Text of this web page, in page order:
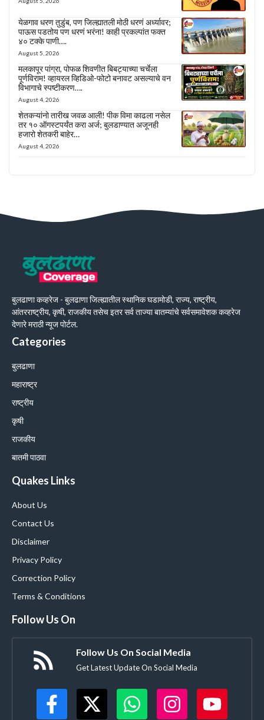
येळगाव धरण तुडुंब, पण जिल्ह्यातली मोठी धरणं अर्ध्यावर;
पाऊस पडतोय पण धरणं भरंना! काही प्रकल्पांत फक्त
४० टक्के पाणी….
August 5, 2026
मलकापूर पांग्रा, पोफळ शिवणीत बिबट्याच्या चर्चेला
पूर्णविराम! व्हायरल व्हिडिओ-फोटो बनावट असल्याचे वन
विभागाचे स्पष्टीकरण….
August 4, 2026
शेतकऱ्यांनो तारीख जवळ आली! पीक विमा काढला नसेल
तर १० ऑगस्टपर्यंत करा अर्ज; बुलडाण्यात अजूनही
हजारो शेतकरी बाहेर…
August 4, 2026
बुलढाणा कव्हरेज - बुलढाणा जिल्ह्यातील स्थानिक घडामोडी, राज्य, राष्ट्रीय,
आंतरराष्ट्रीय, कृषी, राजकीय तसेच इतर सर्व ताज्या बातम्यांचे सर्वसमावेशक कव्हरेज
देणारे मराठी न्यूज पोर्टल.
Categories
बुलढाणा
महाराष्ट्र
राष्ट्रीय
कृषी
राजकीय
बातमी पाठवा
Quakes Links
About Us
Contact Us
Disclaimer
Privacy Policy
Correction Policy
Terms & Conditions
Follow Us On
Follow Us On Social Media
Get Latest Update On Social Media